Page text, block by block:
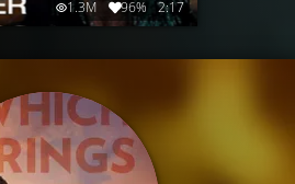
1.3M 96% 2:17